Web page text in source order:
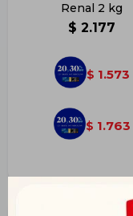
Renal 2 kg
$ 2.177
$ 1.573
$ 1.763